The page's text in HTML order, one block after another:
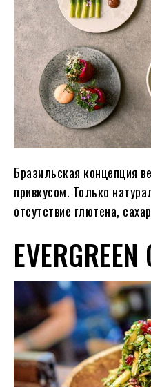
Бразильская концепция
привкусом. Только
отсутствие глютена,